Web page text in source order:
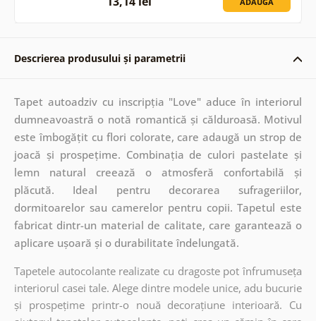
Descrierea produsului și parametrii
Tapet autoadziv cu inscripția "Love" aduce în interiorul
dumneavoastră o notă romantică și călduroasă. Motivul
este îmbogățit cu flori colorate, care adaugă un strop de
joacă și prospețime. Combinația de culori pastelate și
lemn natural creează o atmosferă confortabilă și
plăcută. Ideal pentru decorarea sufrageriilor,
dormitoarelor sau camerelor pentru copii. Tapetul este
fabricat dintr-un material de calitate, care garantează o
aplicare ușoară și o durabilitate îndelungată.
Tapetele autocolante realizate cu dragoste pot înfrumuseța
interiorul casei tale. Alege dintre modele unice, adu bucurie
și prospețime printr-o nouă decorațiune interioară. Cu